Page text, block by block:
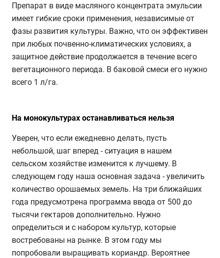
Препарат в виде масляного концентрата эмульсии
имеет гибкие сроки применения, независимые от
фазы развития культуры. Важно, что он эффективен
при любых почвенно-климатических условиях, а
защитное действие продолжается в течение всего
вегетационного периода. В баковой смеси его нужно
всего 1 л/га.
На монокультурах останавливаться нельзя
Уверен, что если ежедневно делать, пусть
небольшой, шаг вперед - ситуация в нашем
сельском хозяйстве изменится к лучшему. В
следующем году наша основная задача - увеличить
количество орошаемых земель. На три ближайших
года предусмотрена программа ввода от 500 до
тысячи гектаров дополнительно. Нужно
определиться и с набором культур, которые
востребованы на рынке. В этом году мы
попробовали выращивать кориандр. Вероятнее